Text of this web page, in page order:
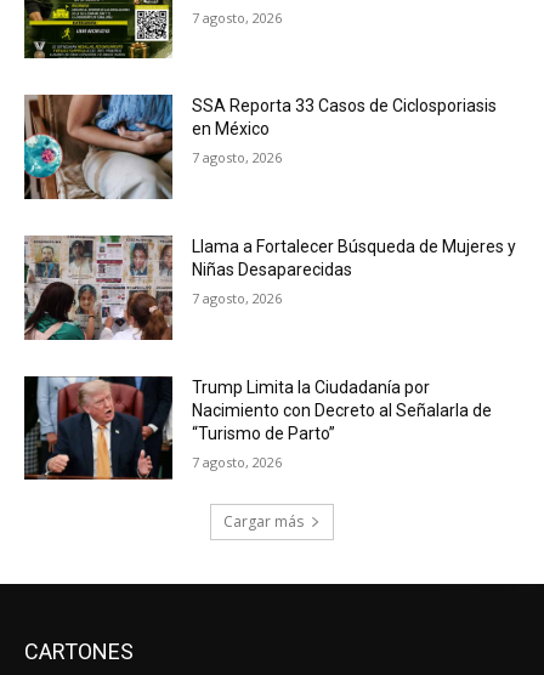
7 agosto, 2026
SSA Reporta 33 Casos de Ciclosporiasis
en México
7 agosto, 2026
Llama a Fortalecer Búsqueda de Mujeres y
Niñas Desaparecidas
7 agosto, 2026
Trump Limita la Ciudadanía por
Nacimiento con Decreto al Señalarla de
“Turismo de Parto”
7 agosto, 2026
Cargar más
CARTONES